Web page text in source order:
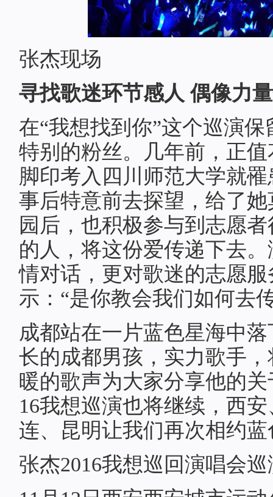
张杰现场
寻找歌迷环节感人 偶像力
在“我想找到你”这个巡演
特别的粉丝。几年前，正
脚印考入四川师范大学就
事后特意前去探望，给了
园后，也积极参与到志愿
的人，将这份爱传递下去
情对话，更对歌迷的志愿
示：“是你教会我们如何去
成都站在一片蓝色星海中
长的成都男孩，实力歌手
暖的歌声为大家分享他的
16我想巡演也将继续，西
连、昆明让我们再次相约
张杰2016我想巡回演唱会